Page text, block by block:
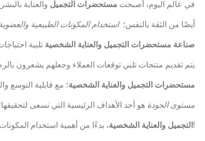
في عالم اليوم، أصبحت مستحضرات التجميل والعناية
أيضًا من الثقة بالنفس؛استخدام المكونات الطبيعية
صناعة مستحضرات التجميل والعناية الشخصية تلبية
يتم تقديم منتجات تلبي توقعات العملاء وجعلهم يشعرون
مستحضرات التجميل والعناية الشخصية؛ مع قابلية التوسع
مستوى الجودة هو أحد الأهداف الرئيسية التي نسعى
التجميل والعناية الشخصية ، بدءًا من أهمية استخدام المكونات الطبيعية وصولاً إلى الفرص الاستثمارية المتاحة.؛ تابع معنا لتعرف المزيد!